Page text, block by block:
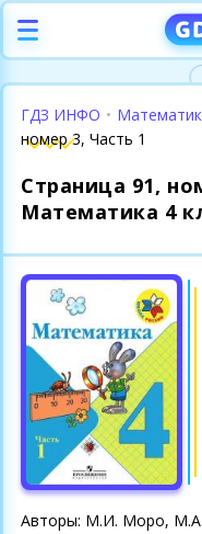
ГДЗ ИНФО •
номер 3, Часть 1
Страница 91,
Математика 4
Авторы: М.И. Моро, М.А.